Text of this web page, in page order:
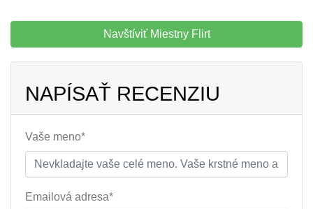
Navštíviť Miestny Flirt
NAPÍSAŤ RECENZIU
Vaše meno*
Emailová adresa*